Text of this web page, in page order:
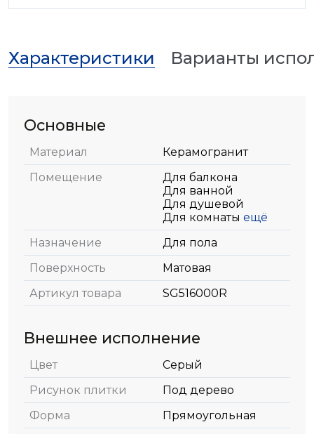
Характеристики Варианты
Основные
Материал
Керамогранит
Помещение
Для балкона
Для ванной
Для душевой
Для комнаты ещё
Назначение
Для пола
Поверхность
Матовая
Артикул товара
SG516000R
Внешнее исполнение
Цвет
Серый
Рисунок плитки
Под дерево
Форма
Прямоугольная